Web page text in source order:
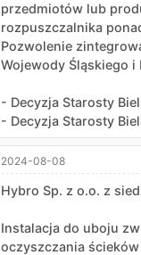
przedmiotów lub
rozpuszczalnika
Pozwolenie
Wojewody Śląskiego i
- Decyzja Starosty
- Decyzja Starosty
2024-08-08
Hybro Sp. z o.o. z
Instalacja do uboju
oczyszczania